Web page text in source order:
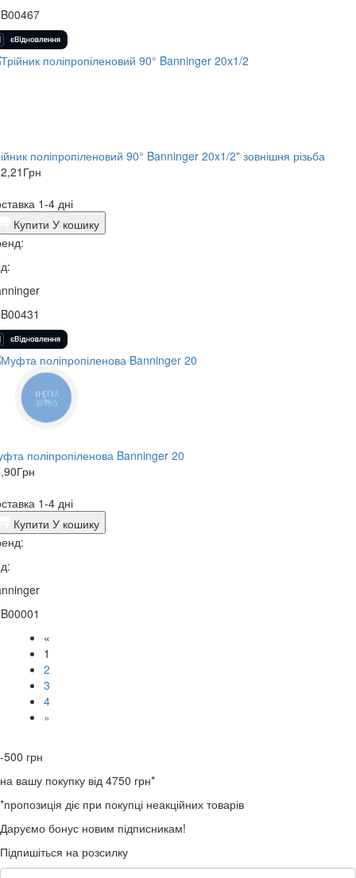
поліпропіленовий 90° Banninger 20x1/2" зовнішня різьба
Грн
1-4 дні
Купити У кошику
поліпропіленова Banninger 20
Грн
1-4 дні
Купити У кошику
«
1
2
3
4
»
-500 грн
на вашу покупку від 4750 грн*
*пропозиція діє при покупці неакційних товарів
Даруємо бонус новим підписникам!
Підпишіться на розсилку
КНОПКА
ЗВ'ЯЗКУ